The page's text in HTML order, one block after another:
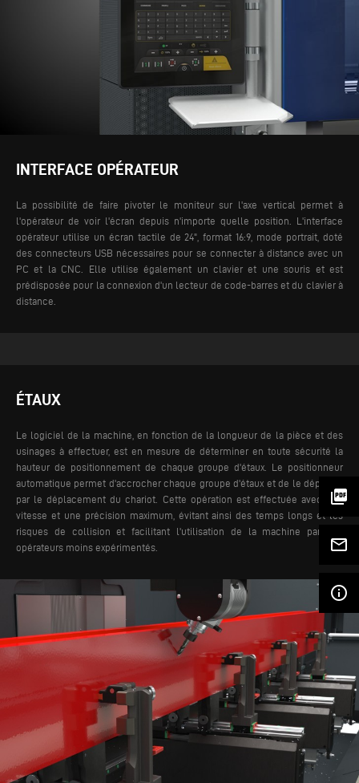
picture_as_pdf
mail_outline
info_outline
INTERFACE OPÉRATEUR
La possibilité de faire pivoter le moniteur sur l'axe vertical permet à
l'opérateur de voir l'écran depuis n'importe quelle position. L'interface
opérateur utilise un écran tactile de 24", format 16:9, mode portrait, doté
des connecteurs USB nécessaires pour se connecter à distance avec un
PC et la CNC. Elle utilise également un clavier et une souris et est
prédisposée pour la connexion d'un lecteur de code-barres et du clavier à
distance.
ÉTAUX
Le logiciel de la machine, en fonction de la longueur de la pièce et des
usinages à effectuer, est en mesure de déterminer en toute sécurité la
hauteur de positionnement de chaque groupe d'étaux. Le positionneur
automatique permet d'accrocher chaque groupe d'étaux et de le déplacer
par le déplacement du chariot. Cette opération est effectuée avec une
vitesse et une précision maximum, évitant ainsi des temps longs et les
risques de collision et facilitant l'utilisation de la machine par des
opérateurs moins expérimentés.